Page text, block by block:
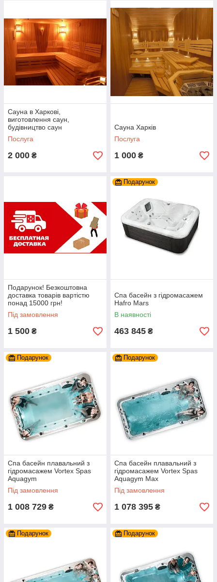
Сауна в Харкові,
виготовлення саун,
будівництво саун
Послуга
2 000 ₴
Сауна Харків
Послуга
1 000 ₴
Подарунок! Безкоштовна
доставка товарів вартістю
понад 15000 грн!
Під замовлення
1 500 ₴
Подарунок
Спа басейн з гідромасажем
Hafro Mars
В наявності
463 845 ₴
Подарунок
Спа басейн плавальний з
гідромасажем Vortex Spas
Aquagym
Під замовлення
1 008 729 ₴
Подарунок
Спа басейн плавальний з
гідромасажем Vortex Spas
Aquagym Max
Під замовлення
1 078 395 ₴
Подарунок Подарунок